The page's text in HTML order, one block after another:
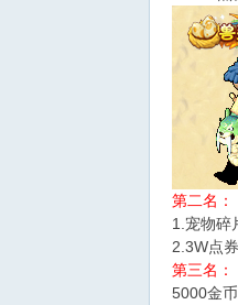
第二名：
1.宠物碎
2.3W点券
第三名：
5000金币